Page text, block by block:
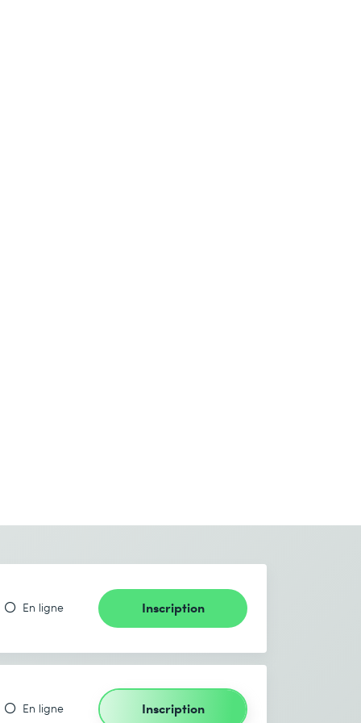
En ligne Inscription
En ligne Inscription